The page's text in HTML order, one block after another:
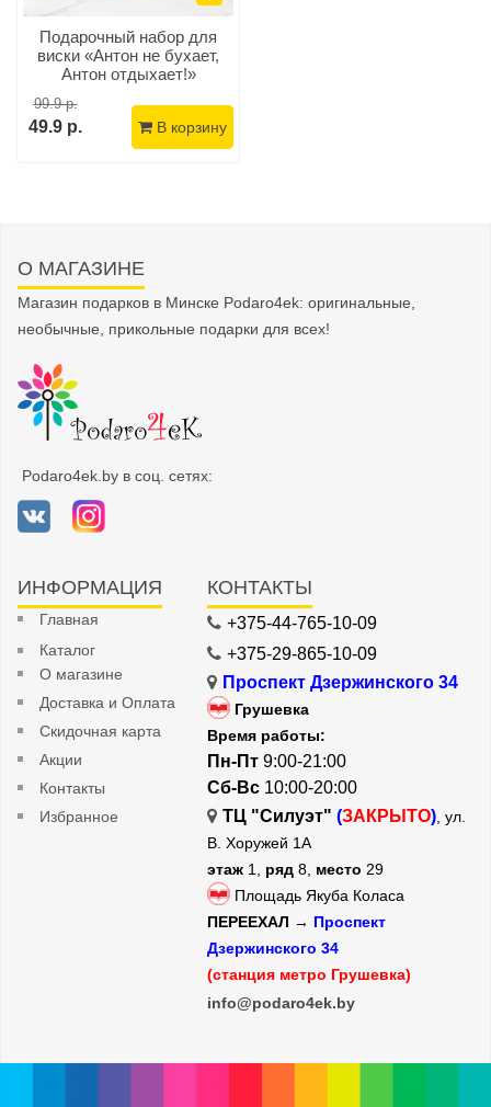
Подарочный набор для
виски «Антон не бухает,
Антон отдыхает!»
99.9 р.
49.9 р. В корзину
О МАГАЗИНЕ
Магазин подарков в Минске Podaro4ek: оригинальные,
необычные, прикольные подарки для всех!
Podaro4ek.by в соц. сетях:
ИНФОРМАЦИЯ
Главная
Каталог
О магазине
Доставка и Оплата
Скидочная карта
Акции
Контакты
Избранное
КОНТАКТЫ
+375-44-765-10-09
+375-29-865-10-09
Проспект Дзержинского 34
Грушевка
Время работы:
Пн-Пт 9:00-21:00
Сб-Вс 10:00-20:00
ТЦ "Силуэт" (ЗАКРЫТО), ул.
В. Хоружей 1А
этаж 1, ряд 8, место 29
Площадь Якуба Коласа
ПЕРЕЕХАЛ → Проспект
Дзержинского 34
(станция метро Грушевка)
info@podaro4ek.by